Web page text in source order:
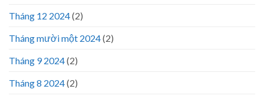
Tháng 12 2024(2)
Tháng mười một 2024(2)
Tháng 9 2024(2)
Tháng 8 2024(2)